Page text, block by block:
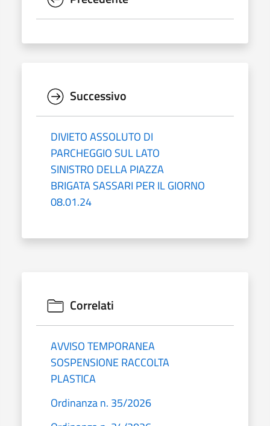
Successivo
DIVIETO ASSOLUTO DI
PARCHEGGIO SUL LATO
SINISTRO DELLA PIAZZA
BRIGATA SASSARI PER IL GIORNO
08.01.24
Correlati
AVVISO TEMPORANEA
SOSPENSIONE RACCOLTA
PLASTICA
Ordinanza n. 35/2026